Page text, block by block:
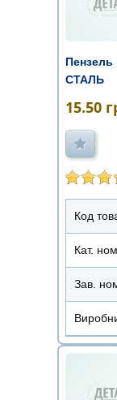
СТАЛЬ
15.50
Код
Кат.
Зав.